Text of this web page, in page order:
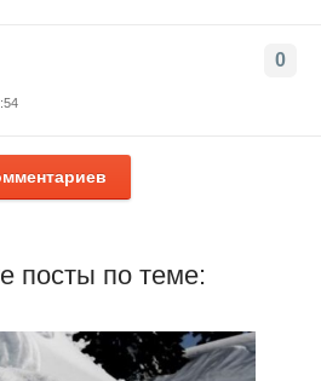
0
посты по теме: